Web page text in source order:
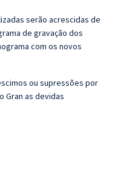
serão acrescidas de
de gravação dos
com os novos
ou supressões por
Gran as devidas